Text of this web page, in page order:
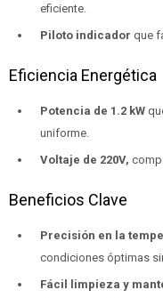
eficiente.
Piloto indicador que
Eficiencia Energética
Potencia de 1.2 kW
uniforme.
Voltaje de 220V,
Beneficios Clave
Precisión en la
condiciones óptimas
Fácil limpieza y